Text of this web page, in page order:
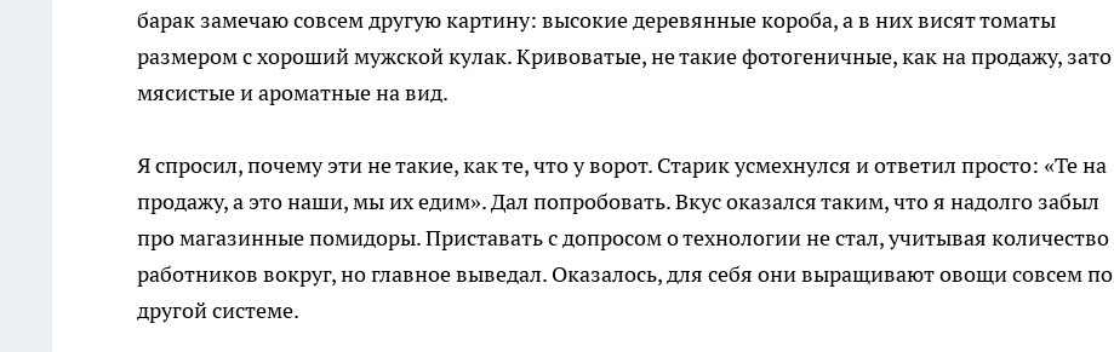
барак замечаю совсем другую картину: высокие деревянные короба, а в них висят томаты
размером с хороший мужской кулак. Кривоватые, не такие фотогеничные, как на продажу, зато
мясистые и ароматные на вид.
Я спросил, почему эти не такие, как те, что у ворот. Старик усмехнулся и ответил просто: «Те на
продажу, а это наши, мы их едим». Дал попробовать. Вкус оказался таким, что я надолго забыл
про магазинные помидоры. Приставать с допросом о технологии не стал, учитывая количество
работников вокруг, но главное выведал. Оказалось, для себя они выращивают овощи совсем по
другой системе.